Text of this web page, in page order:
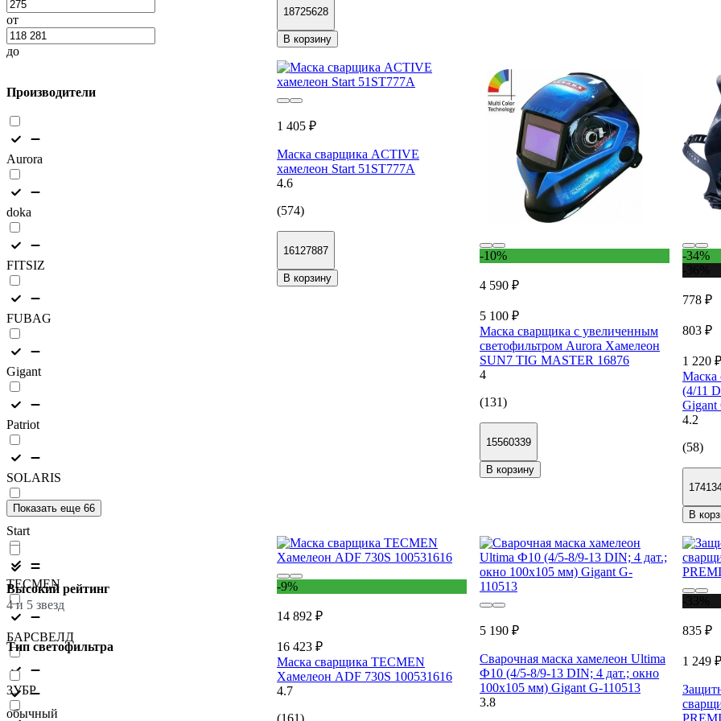
от
до
Производители
Aurora
doka
FITSIZ
FUBAG
Gigant
Patriot
SOLARIS
Start
TECMEN
БАРСВЕЛД
ЗУБР
Показать еще 66
Высокий рейтинг
4 и 5 звезд
Тип светофильтра
обычный
18725628
В корзину
1 405 ₽
Маска сварщика ACTIVE
хамелеон Start 51ST777A
4.6
(574)
16127887
В корзину
-10%
4 590 ₽
5 100 ₽
Маска сварщика с увеличенным
светофильтром Aurora Хамелеон
SUN7 TIG MASTER 16876
4
(131)
15560339
В корзину
-34%
778 ₽
803 ₽
1 220 ₽
Маска
(4/11
Gigant
4.2
(58)
В
-9%
14 892 ₽
16 423 ₽
Маска сварщика TECMEN
Хамелеон ADF 730S 100531616
4.7
(161)
5 190 ₽
Сварочная маска хамелеон Ultima
Ф10 (4/5-8/9-13 DIN; 4 дат.; окно
100х105 мм) Gigant G-110513
3.8
835 ₽
1 249 ₽